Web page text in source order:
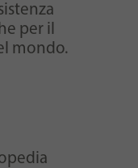
per il
mondo.